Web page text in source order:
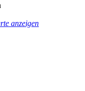
anzeigen